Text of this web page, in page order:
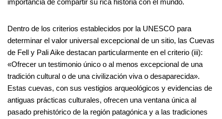
importancia de compartir su rica historia con el mundo.
Dentro de los criterios establecidos por la UNESCO para
determinar el valor universal excepcional de un sitio, las Cuevas
de Fell y Pali Aike destacan particularmente en el criterio (iii):
«Ofrecer un testimonio único o al menos excepcional de una
tradición cultural o de una civilización viva o desaparecida».
Estas cuevas, con sus vestigios arqueológicos y evidencias de
antiguas prácticas culturales, ofrecen una ventana única al
pasado prehistórico de la región patagónica y a las tradiciones